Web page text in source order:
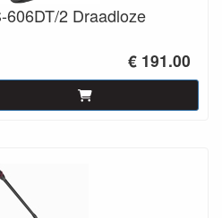
606DT/2 Draadloze
€ 191.00